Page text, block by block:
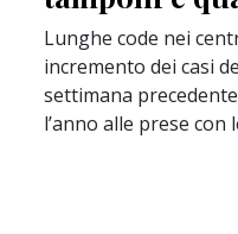
Lunghe code nei
incremento dei casi
settimana
l’anno alle prese con